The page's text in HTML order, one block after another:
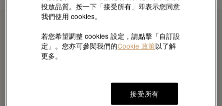
投放品質。按一下「接受所有」即表示您同意
我們使用 cookies。
若您希望調整 cookies 設定，請點擊「自訂設
定」。您亦可參閱我們的Cookie 政策以了解
更多。
接受所有